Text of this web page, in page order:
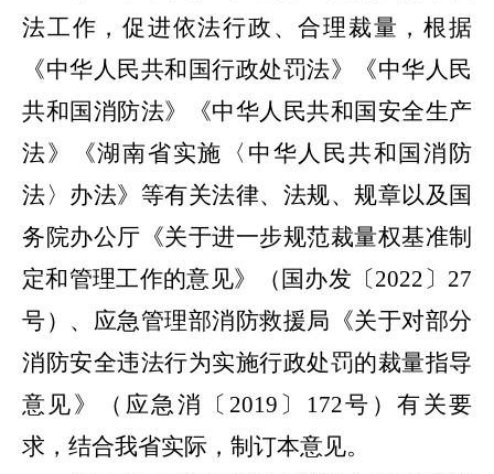
法工作，促进依法行政、合理裁量，根据
《中华人民共和国行政处罚法》《中华人民
共和国消防法》《中华人民共和国安全生产
法》《湖南省实施 〈中华人民共和国消防
法〉 办法》等有关法律、法规、规章以及国
务院办公厅《关于进一步规范裁量权基准制
定和管理工作的意见》（国办发〔2022 〕 27
号）、 应急管理部消防救援局《关于对部分
消防安全违法行为实施行政处罚的裁量指导
意见》（应急消〔 2019 〕 172号）有关要
求，结合我省实际，制订本意见。